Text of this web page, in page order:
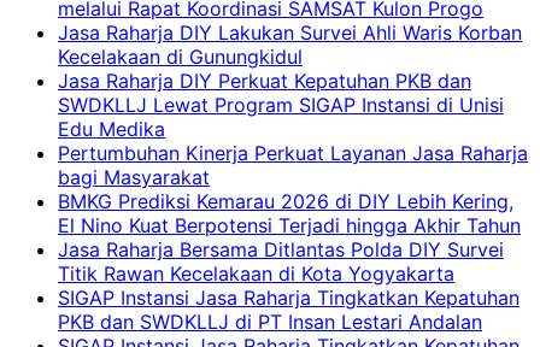
melalui Rapat Koordinasi SAMSAT Kulon Progo
Jasa Raharja DIY Lakukan Survei Ahli Waris Korban
Kecelakaan di Gunungkidul
Jasa Raharja DIY Perkuat Kepatuhan PKB dan
SWDKLLJ Lewat Program SIGAP Instansi di Unisi
Edu Medika
Pertumbuhan Kinerja Perkuat Layanan Jasa Raharja
bagi Masyarakat
BMKG Prediksi Kemarau 2026 di DIY Lebih Kering,
El Nino Kuat Berpotensi Terjadi hingga Akhir Tahun
Jasa Raharja Bersama Ditlantas Polda DIY Survei
Titik Rawan Kecelakaan di Kota Yogyakarta
SIGAP Instansi Jasa Raharja Tingkatkan Kepatuhan
PKB dan SWDKLLJ di PT Insan Lestari Andalan